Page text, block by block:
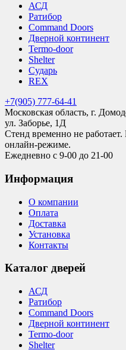
АСД
Ратибор
Command Doors
Дверной континент
Termo-door
Shelter
Сударь
REX
+7(905) 777-64-41
Московская область, г.
ул. Заборье, 1Д
Стенд временно не
онлайн-режиме.
Ежедневно с 9-00 до 21-00
Информация
О компании
Оплата
Доставка
Установка
Контакты
Каталог дверей
АСД
Ратибор
Command Doors
Дверной континент
Termo-door
Shelter